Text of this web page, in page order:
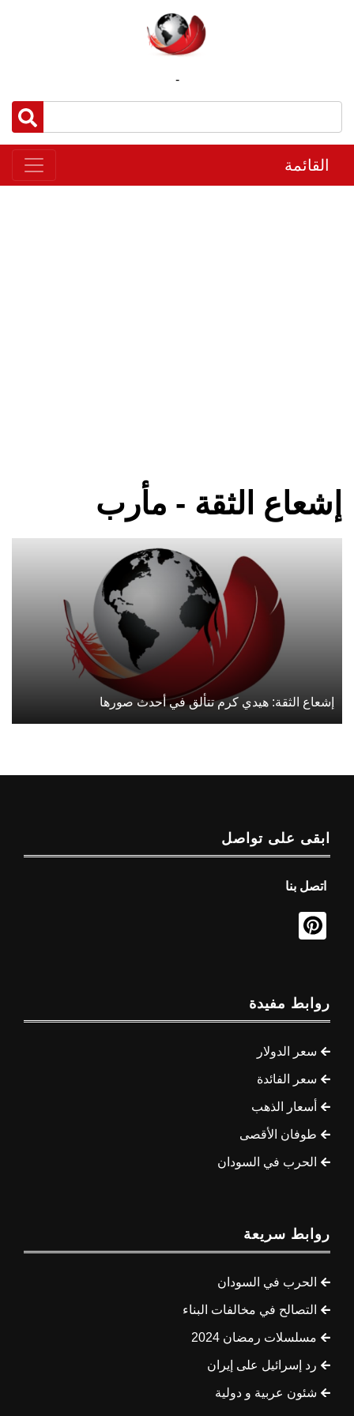
-
القائمة
إشعاع الثقة - مأرب
إشعاع الثقة: هيدي كرم تتألق في أحدث صورها
ابقى على تواصل
اتصل بنا
روابط مفيدة
سعر الدولار
سعر الفائدة
أسعار الذهب
طوفان الأقصى
الحرب في السودان
روابط سريعة
الحرب في السودان
التصالح في مخالفات البناء
مسلسلات رمضان 2024
رد إسرائيل على إيران
شئون عربية و دولية